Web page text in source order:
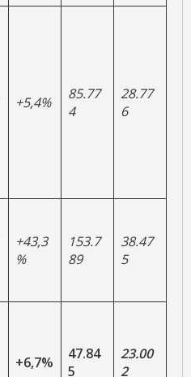
+5,4%
85.77
4
28.77
6
+43,3
%
153.7
89
38.47
5
+6,7%
47.84
5
23.00
2